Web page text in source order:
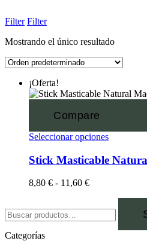
Filter Filter
Mostrando el único resultado
¡Oferta!
Compare
Seleccionar opciones
Stick Masticable
8,80 € - 11,60 €
Categorías